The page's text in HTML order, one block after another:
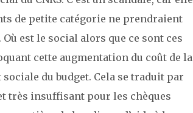
de petite catégorie ne prendraient
est le social alors que ce sont ces
cette augmentation du coût de la
du budget. Cela se traduit par
très insuffisant pour les chèques